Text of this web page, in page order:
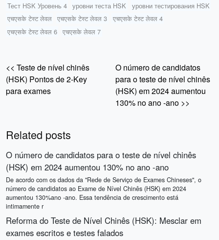
Тест HSK Уровень 4
уровни теста HSK
уровни тестирования HSK
एचएसके टेस्ट लेवल
एचएसके टेस्ट लेवल 3
एचएसके टेस्ट लेवल 4
एचएसके टेस्ट लेवल 6
एचएसके लेवल 7
<< Teste de nível chinês
(HSK) Pontos de 2-Key
para exames
O número de candidatos
para o teste de nível chinês
(HSK) em 2024 aumentou
130% no ano -ano >>
Related posts
O número de candidatos para o teste de nível chinês
(HSK) em 2024 aumentou 130% no ano -ano
De acordo com os dados da "Rede de Serviço de Exames Chineses", o
número de candidatos ao Exame de Nível Chinês (HSK) em 2024
aumentou 130%ano -ano. Essa tendência de crescimento está
intimamente r
Reforma do Teste de Nível Chinês (HSK): Mesclar em
exames escritos e testes falados